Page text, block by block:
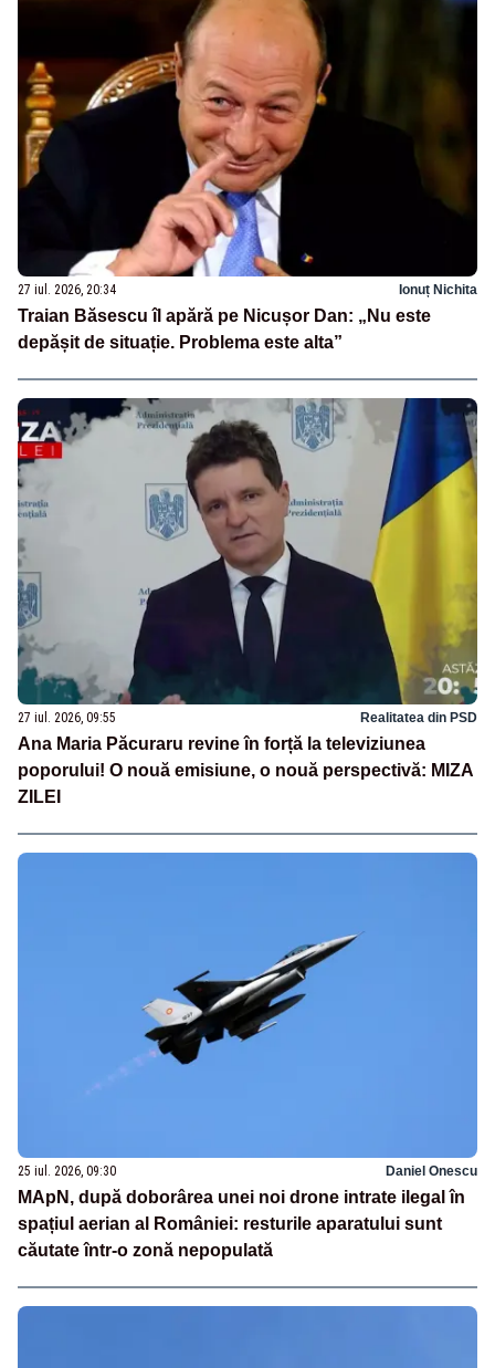
27 iul. 2026, 20:34 Ionuț Nichita
Traian Băsescu îl apără pe Nicușor Dan: „Nu este
depășit de situație. Problema este alta”
27 iul. 2026, 09:55 Realitatea din PSD
Ana Maria Păcuraru revine în forță la televiziunea
poporului! O nouă emisiune, o nouă perspectivă: MIZA
ZILEI
25 iul. 2026, 09:30 Daniel Onescu
MApN, după doborârea unei noi drone intrate ilegal în
spațiul aerian al României: resturile aparatului sunt
căutate într-o zonă nepopulată